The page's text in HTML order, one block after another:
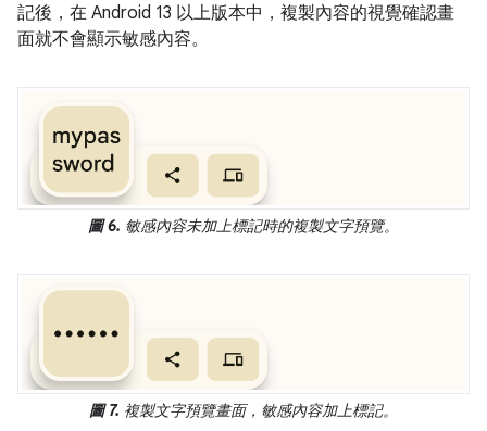
記後，在 Android 13 以上版本中，複製內容的視覺確認畫
面就不會顯示敏感內容。
圖 6. 敏感內容未加上標記時的複製文字預覽。
圖 7. 複製文字預覽畫面，敏感內容加上標記。